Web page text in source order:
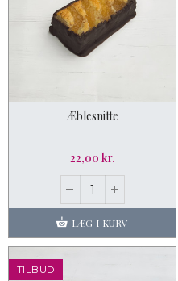
Æblesnitte
22,00 kr.
LÆG I KURV
TILBUD